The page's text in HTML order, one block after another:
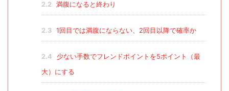
2.2 満腹になると終わり
2.3 1回目では満腹にならない、2回目以降で確率か
2.4
少ない手数でフレンドポイントを5ポイント（最
大）にする